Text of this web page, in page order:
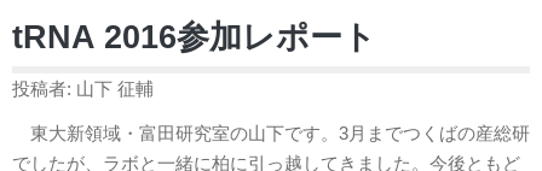
tRNA 2016参加レポート
投稿者: 山下 征輔
東大新領域・富田研究室の山下です。3月までつくばの産総研
でしたが、ラボと一緒に柏に引っ越してきました。今後ともど